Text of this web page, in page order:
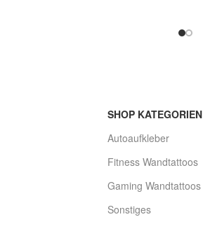
SHOP KATEGORIEN
Autoaufkleber
Fitness Wandtattoos
Gaming Wandtattoos
Sonstiges